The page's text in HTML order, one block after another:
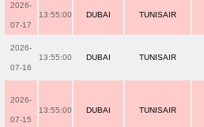
2026-
07-17
13:55:00 DUBAI TUNISAIR
2026-
07-16
13:55:00 DUBAI TUNISAIR
2026-
07-15
13:55:00 DUBAI TUNISAIR